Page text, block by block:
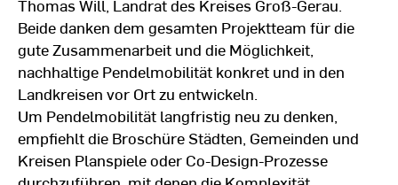
Thomas Will, Landrat des Kreises Groß-Gerau.
Beide danken dem gesamten Projektteam für die
gute Zusammenarbeit und die Möglichkeit,
nachhaltige Pendelmobilität konkret und in den
Landkreisen vor Ort zu entwickeln.
Um Pendelmobilität langfristig neu zu denken,
empfiehlt die Broschüre Städten, Gemeinden und
Kreisen Planspiele oder Co-Design-Prozesse